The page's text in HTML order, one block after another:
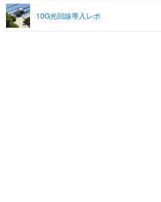
音楽
ペット
プッシュ通知の停止方法
10G光回線導入レポ